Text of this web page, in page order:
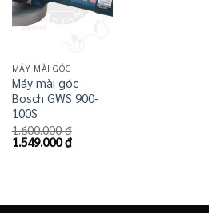
MÁY MÀI GÓC
Máy mài góc
Bosch GWS 900-
100S
1.600.000₫
Giá
1.549.000₫Giá
hiện